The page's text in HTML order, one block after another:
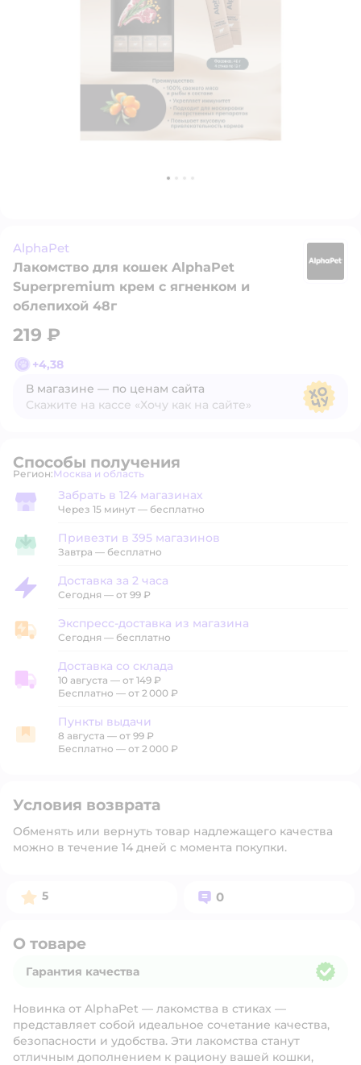
AlphaPet
Лакомство для кошек AlphaPet
Superpremium крем с ягненком и
облепихой 48г
219 ₽
+4,38
В магазине — по ценам сайта
Скажите на кассе «Хочу как на сайте»
Способы получения
Регион: Выбор адреса доставки.
Москва и область
Забрать в магазине
Забрать в 124 магазинах
Через 15 минут — бесплатно
Привезти в магазин
Привезти в 395 магазинов
Завтра — бесплатно
Доставка за 2 часа
Доставка за 2 часа
Сегодня — от 99 ₽
Экспресс-доставка из магазина
Экспресс-доставка из магазина
Сегодня — бесплатно
Доставка со склада
Доставка со склада
10 августа — от 149 ₽
Бесплатно — от 2 000 ₽
Пункты выдачи
Пункты выдачи
8 августа — от 99 ₽
Бесплатно — от 2 000 ₽
Условия возврата
Обменять или вернуть товар надлежащего качества
можно в течение 14 дней с момента покупки.
Рейтинг:
5 Вопросов:
0
О товаре
Гарантия качества
Новинка от AlphaPet — лакомства в стиках —
представляет собой идеальное сочетание качества,
безопасности и удобства. Эти лакомства станут
отличным дополнением к рациону вашей кошки,